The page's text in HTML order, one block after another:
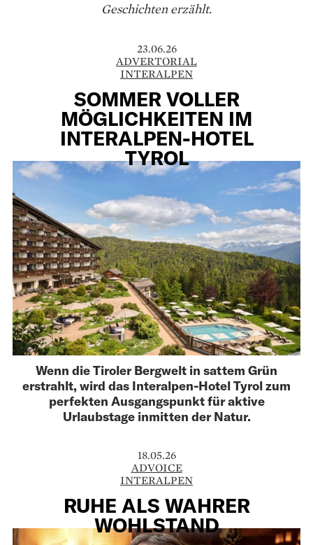
Geschichten erzählt.
23.06.26
ADVERTORIAL
INTERALPEN
SOMMER VOLLER
MÖGLICHKEITEN IM
INTERALPEN-HOTEL
TYROL
Wenn die Tiroler Bergwelt in sattem Grün
erstrahlt, wird das Interalpen-Hotel Tyrol zum
perfekten Ausgangspunkt für aktive
Urlaubstage inmitten der Natur.
18.05.26
ADVOICE
INTERALPEN
RUHE ALS WAHRER
WOHLSTAND